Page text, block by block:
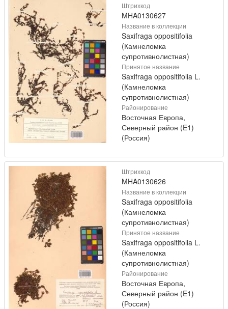
Штрихкод
MHA0130627
Название в коллекции
Saxifraga oppositifolia
(Камнеломка
супротивнолистная)
Принятое название
Saxifraga oppositifolia L.
(Камнеломка
супротивнолистная)
Районирование
Восточная Европа,
Северный район (E1)
(Россия)
Штрихкод
MHA0130626
Название в коллекции
Saxifraga oppositifolia
(Камнеломка
супротивнолистная)
Принятое название
Saxifraga oppositifolia L.
(Камнеломка
супротивнолистная)
Районирование
Восточная Европа,
Северный район (E1)
(Россия)